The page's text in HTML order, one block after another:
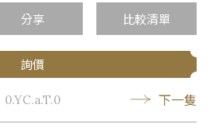
分享 比較清單
詢價
0.YC.a.T.0 下一隻